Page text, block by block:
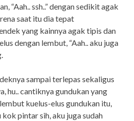
“Aah.. ssh..” dengan sedikit agak
saat itu dia tepat
yang kainnya agak tipis dan
dengan lembut, “Aah.. aku juga
sampai terlepas sekaligus
hu.. cantiknya gundukan yang
kuelus-elus gundukan itu,
kok pintar sih, aku juga sudah